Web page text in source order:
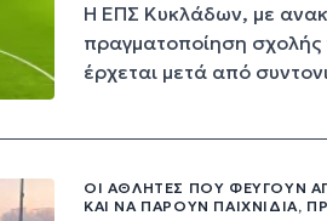
Η ΕΠΣ Κυκλάδων, με
πραγματοποίηση
έρχεται μετά από
ΟΙ ΑΘΛΗΤΈΣ ΠΟΥ ΦΕΎΓΟΥΝ
ΚΑΙ ΝΑ ΠΆΡΟΥΝ ΠΑΙΧΝΊΔΙΑ,